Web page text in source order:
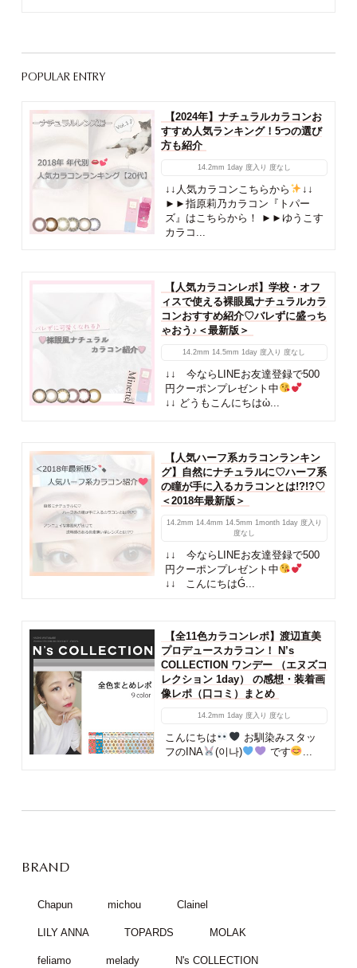
POPULAR ENTRY
【2024年】ナチュラルカラコンお
すすめ人気ランキング！5つの選び
方も紹介
14.2mm 1day 度入り 度なし
↓↓人気カラコンこちらから
↓↓
►►指原莉乃カラコン『トパー
ズ』はこちらから！ ►►ゆうこす
カラコ...
【人気カラコンレポ】学校・オフ
ィスで使える裸眼風ナチュラルカラ
コンおすすめ紹介♡バレずに盛っち
ゃおう♪＜最新版＞
14.2mm 14.5mm 1day 度入り 度なし
↓↓ 今ならLINEお友達登録で500
円クーポンプレゼント中
↓↓ どうもこんにちはὠ...
【人気ハーフ系カラコンランキン
グ】自然にナチュラルに♡ハーフ系
の瞳が手に入るカラコンとは!?!?♡
＜2018年最新版＞
14.2mm 14.4mm 14.5mm 1month 1day 度入り
度なし
↓↓ 今ならLINEお友達登録で500
円クーポンプレゼント中
↓↓ こんにちはǴ...
【全11色カラコンレポ】渡辺直美
プロデュースカラコン！ N’s
COLLECTION ワンデー （エヌズコ
レクション 1day） の感想・装着画
像レポ（口コミ）まとめ
14.2mm 1day 度入り 度なし
こんにちは
お馴染みスタッ
フのINA
(이나) です
BRAND
Chapun michou Clainel
LILY ANNA TOPARDS MOLAK
feliamo melady N's COLLECTION